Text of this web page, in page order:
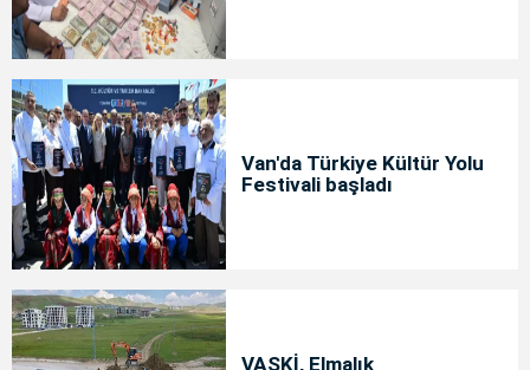
Van'da Türkiye Kültür Yolu
Festivali başladı
VASKİ, Elmalık